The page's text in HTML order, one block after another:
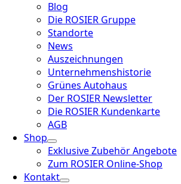
Blog
Die ROSIER Gruppe
Standorte
News
Auszeichnungen
Unternehmenshistorie
Grünes Autohaus
Der ROSIER Newsletter
Die ROSIER Kundenkarte
AGB
Shop
Exklusive Zubehör Angebote
Zum ROSIER Online-Shop
Kontakt